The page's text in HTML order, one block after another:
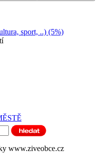
sport, ..) (5%)
www.ziveobce.cz